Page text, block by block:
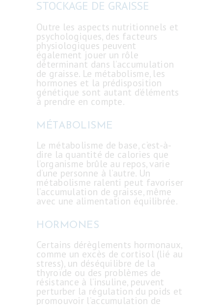
INTERVENTIONS
LIPOSUCCION
DJERBA
TARIFS
STOCKAGE DE GRAISSE
Outre les aspects nutritionnels et
psychologiques, des facteurs
physiologiques peuvent
également jouer un rôle
déterminant dans l’accumulation
de graisse. Le métabolisme, les
hormones et la prédisposition
génétique sont autant d’éléments
à prendre en compte.
MÉTABOLISME
Le métabolisme de base, c’est-à-
dire la quantité de calories que
l’organisme brûle au repos, varie
d’une personne à l’autre. Un
métabolisme ralenti peut favoriser
l’accumulation de graisse, même
avec une alimentation équilibrée.
HORMONES
Certains dérèglements hormonaux,
comme un excès de cortisol (lié au
stress), un déséquilibre de la
thyroïde ou des problèmes de
résistance à l’insuline, peuvent
perturber la régulation du poids et
promouvoir l’accumulation de